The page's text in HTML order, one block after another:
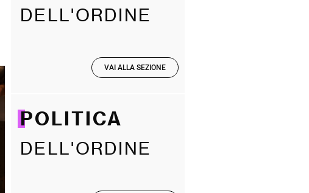
DELL'ORDINE
VAI ALLA SEZIONE
POLITICA
DELL'ORDINE